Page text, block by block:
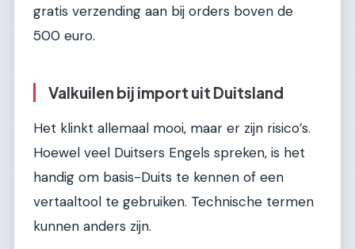
gratis verzending aan bij orders boven de
500 euro.
Valkuilen bij import uit Duitsland
Het klinkt allemaal mooi, maar er zijn risico’s.
Hoewel veel Duitsers Engels spreken, is het
handig om basis-Duits te kennen of een
vertaaltool te gebruiken. Technische termen
kunnen anders zijn.